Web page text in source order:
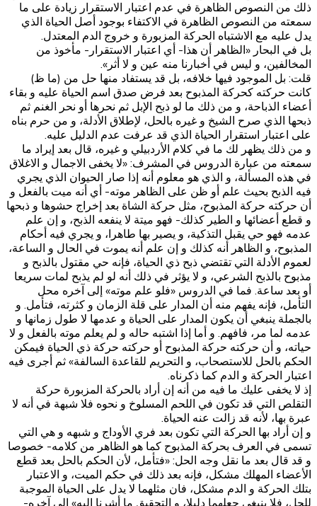
ذلك من النصوص الظاهرة في عدم اعتبار الاستقرار زيادة على ما
سمعته من النصوص الظاهرة في الاكتفاء بوجود أصل الحياة الذي
يدل عليه مع الاشتباه الحركة المزبورة و خروج الدم المعتدل.
بل في البحار «الظاهر أن هذا- أي اعتبار الاستقرار- مأخوذ من
المخالفين، و ليس في أخبارنا منه عين و لا أثر».
قلت: بل الموجود فيها خلافه، بل قد يستفاد منها حل من (ما ظ)
كانت حركته كحركة المذبوح بعد فرض صدق اسم الحياة عليه و بقاء
أعضاء الذباحة، و من ذلك ما لو ذبح الإبل ثم نحرها أو نحر الغنم ثم
ذبحها الذي صرح الشيخ و غيره بالحل، لإطلاق الأدلة، و من حرم بناه
على اعتبار استقرار الحياة الذي قد عرفت عدم الدليل عليه.
و من ذلك يظهر لك ما في كلام الأردبيلي و غيره، قال بعد إيراد ما
سمعته من عبارة الدروس في المشرف: «لا يخفى الاجمال و الاغلاق
في هذه المسألة، و الذي هو معلوم أنه إذا صار الحيوان الذي يجري
فيه الذبح بحيث علم أو ظن على الظاهر موته- أي أنه ميت بالفعل و
أن حركته حركة المذبوح، مثل حركة الشاة بعد إخراج حشوها و ذبحها
و قطع أعضائها و الطير كذلك- فهو ميتة لا ينفعه الذبح، و إن علم
عدمه فهو حي يقبل التذكية، و يصير بها طاهرا، و يجري فيه أحكام
المذبوح، و الظاهر أنه كذلك و إن علم أنه يموت في الحال و الساعة،
لعموم الأدلة التي تقتضي‌ ذبح ذي الحياة، فإنه حي مقتول بالذبح و
مذبوح بالذبح الشرعي، و لا يؤثر في ذلك أنه لو لم يذبح لمات سريعا
أو بعد ساعة. فما في الدروس «فلو علم موته» إلى آخره محل
التأمل، فإنه يفهم منه أن المدار على قلة الزمان و كثرته، فتأمل. و
بالجملة ينبغي أن يكون المدار على الحياة و عدمها لا طول زمانها و
عدمه لما مر، فافهم. و أما إذا اشتبه حاله و لم يعلم موته بالفعل و لا
حياته، و أن حركته حركة المذبوح أو حركته حركة ذي الحياة فيمكن
الحكم بالحل للاستصحاب، و التحريم للقاعدة السالفة» ثم أجرى فيه
اعتبار الحركة و الدم كما ذكرناه.
إذ لا يخفى عليك ما فيه من أنه إن أراد بالحركة المزبورة حركة
التقلص التي قد تكون في اللحم المسلوخ و نحوه فلا شبهة في أنه لا
عبرة بها، لأنه قد زالت عنه الحياة.
و إن أراد بها الحركة التي تكون بعد فري الأوداج و شبهه و هي التي
تسمى في العرف بحركة المذبوح كما هو الظاهر من كلامه- خصوصا
و قد قال بعد ما نقل وجه الحل: «فتأمل، لأن الحكم بالحل بعد قطع
الأعضاء المهلك مشكل، فإنه بعد ذلك في حكم الميت، و الاعتبار
بتلك الحركة و الدم مشكل، فان مثلهما لا يدل على الحياة الموجبة
للحل، فلا ينبغي جعلهما دليلا، و التحقيق ما أشرنا إليه» إلى آخره-